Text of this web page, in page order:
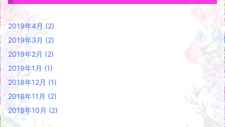
2019年4月 (2)
2019年3月 (2)
2019年2月 (2)
2019年1月 (1)
2018年12月 (1)
2018年11月 (2)
2018年10月 (2)